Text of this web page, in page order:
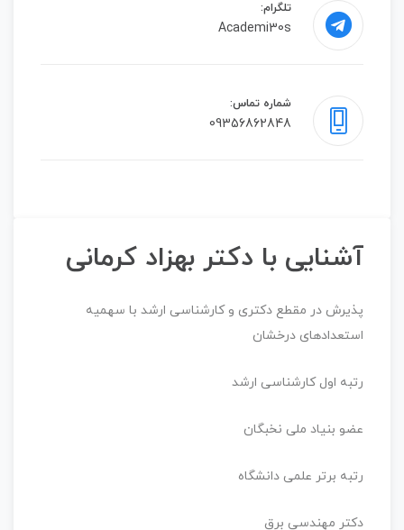
تلگرام:
Academi30s
شماره تماس:
09356862848
آشنایی با دکتر بهزاد کرمانی
پذیرش در مقطع دکتری و کارشناسی ارشد با سهمیه
استعدادهای درخشان
رتبه اول کارشناسی ارشد
عضو بنیاد ملی نخبگان
رتبه برتر علمی دانشگاه
دکتر مهندسی برق